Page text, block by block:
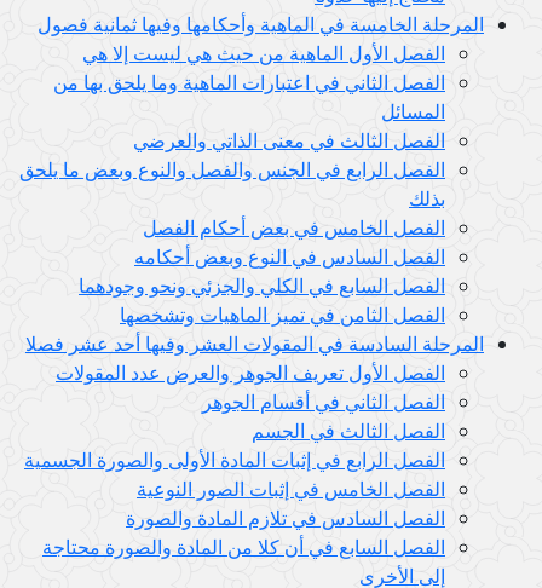
المرحلة الخامسة في الماهية وأحكامها وفيها ثمانية فصول
الفصل الأول الماهية من حيث هي ليست إلا هي
الفصل الثاني في اعتبارات الماهية وما يلحق بها من
المسائل
الفصل الثالث في معنى الذاتي والعرضي
الفصل الرابع في الجنس والفصل والنوع وبعض ما يلحق
بذلك
الفصل الخامس في بعض أحكام الفصل
الفصل السادس في النوع وبعض أحكامه
الفصل السابع في الكلي والجزئي ونحو وجودهما
الفصل الثامن في تميز الماهيات وتشخصها
المرحلة السادسة في المقولات العشر وفيها أحد عشر فصلا
الفصل الأول تعريف الجوهر والعرض عدد المقولات
الفصل الثاني في أقسام الجوهر
الفصل الثالث في الجسم
الفصل الرابع في إثبات المادة الأولى والصورة الجسمية
الفصل الخامس في إثبات الصور النوعية
الفصل السادس في تلازم المادة والصورة
الفصل السابع في أن كلا من المادة والصورة محتاجة
إلى الأخرى